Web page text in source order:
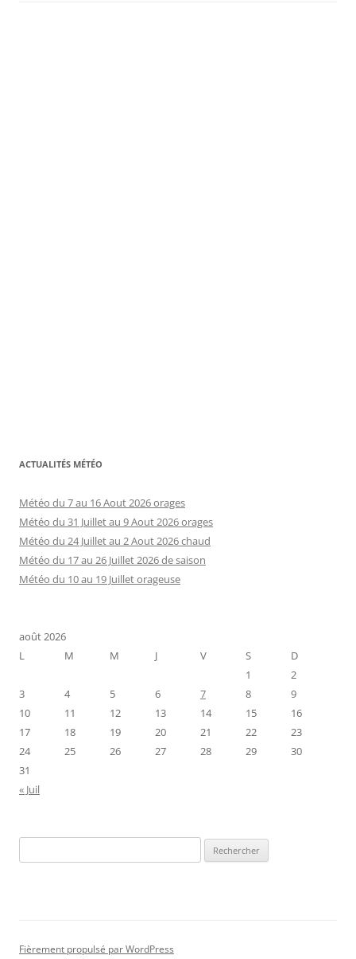
ACTUALITÉS MÉTÉO
Météo du 7 au 16 Aout 2026 orages
Météo du 31 Juillet au 9 Aout 2026 orages
Météo du 24 Juillet au 2 Aout 2026 chaud
Météo du 17 au 26 Juillet 2026 de saison
Météo du 10 au 19 Juillet orageuse
août 2026
L
M M J V S
D
1
2
3
4 5 6 7 8
9
10
11 12 13 14 15
16
17
18 19 20 21 22
23
24
25 26 27 28 29
30
31
« Juil
Fièrement propulsé par WordPress